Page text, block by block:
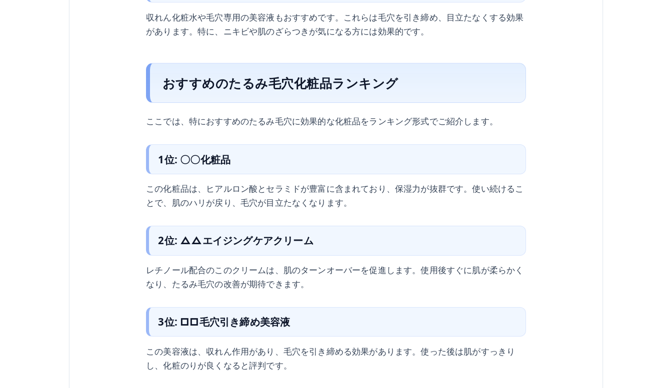
収れん化粧水や毛穴専用の美容液もおすすめです。これらは毛穴を引き締め、目立たなくする効果
があります。特に、ニキビや肌のざらつきが気になる方には効果的です。
おすすめのたるみ毛穴化粧品ランキング
ここでは、特におすすめのたるみ毛穴に効果的な化粧品をランキング形式でご紹介します。
1位: 〇〇化粧品
この化粧品は、ヒアルロン酸とセラミドが豊富に含まれており、保湿力が抜群です。使い続けるこ
とで、肌のハリが戻り、毛穴が目立たなくなります。
2位: △△エイジングケアクリーム
レチノール配合のこのクリームは、肌のターンオーバーを促進します。使用後すぐに肌が柔らかく
なり、たるみ毛穴の改善が期待できます。
3位: □□毛穴引き締め美容液
この美容液は、収れん作用があり、毛穴を引き締める効果があります。使った後は肌がすっきり
し、化粧のりが良くなると評判です。